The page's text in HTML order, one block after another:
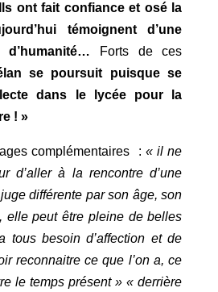
ont fait confiance et osé la
témoignent d’une
d’humanité… Forts de ces
se poursuit puisque se
dans le lycée pour la
! »
complémentaires : « il ne
d’aller à la rencontre d’une
différente par son âge, son
elle peut être pleine de belles
tous besoin d’affection et de
reconnaitre ce que l’on a, ce
le temps présent » « derrière